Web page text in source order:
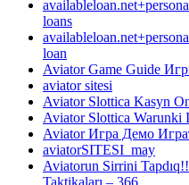
loans
loan
Aviator Game Guide
aviator sitesi
Aviator Slottica Kasyn
Aviator Slottica Warunki
Aviator Игра Демо
aviatorSITESI_may
Aviatorun Sirrini
Taktikaları – 366